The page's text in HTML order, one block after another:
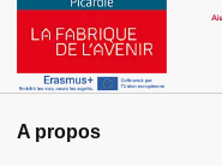
A propos